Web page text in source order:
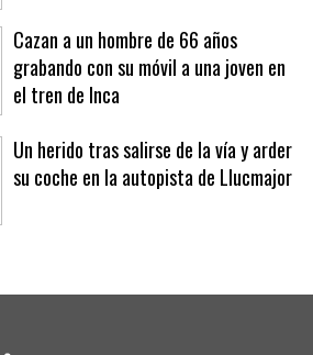
Cazan a un hombre de 66 años
grabando con su móvil a una joven en
el tren de Inca
Un herido tras salirse de la vía y arder
su coche en la autopista de Llucmajor